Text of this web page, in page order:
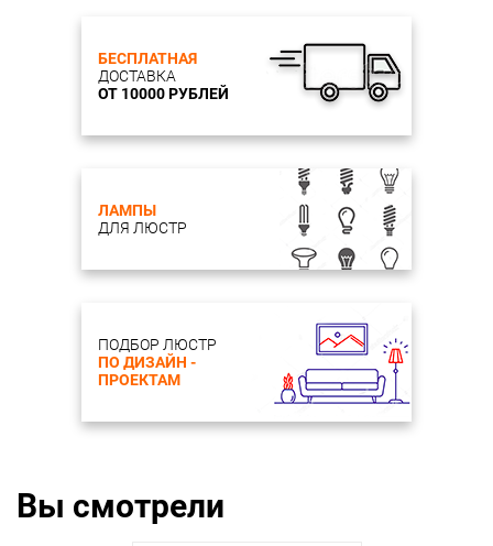
БЕСПЛАТНАЯ
ДОСТАВКА
ОТ 10000 РУБЛЕЙ
ЛАМПЫ
ДЛЯ ЛЮСТР
ПОДБОР ЛЮСТР
ПО ДИЗАЙН -
ПРОЕКТАМ
Вы смотрели